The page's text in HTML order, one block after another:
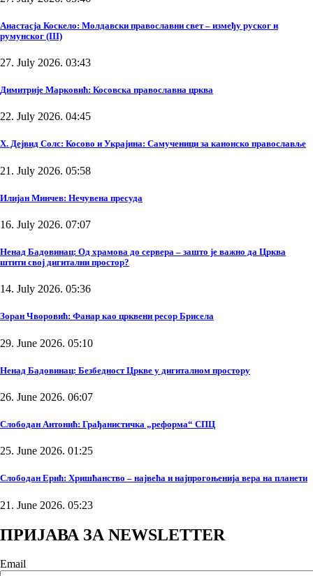
Анастасја Коскело: Молдавски православни свет – између руског и
румунског (III)
27. July 2026. 03:43
Димитрије Марковић: Косовска православна црква
22. July 2026. 04:45
Х. Дејвид Солс: Косово и Украјина: Самученици за канонско православље
21. July 2026. 05:58
Илијан Минчев: Нечувена пресуда
16. July 2026. 07:07
Ненад Бадовинац: Од храмова до сервера – зашто је важно да Црква
штити свој дигитални простор?
14. July 2026. 05:36
Зоран Чворовић: Фанар као црквени ресор Брисела
29. June 2026. 05:10
Ненад Бадовинац: Безбедност Цркве у дигиталном простору
26. June 2026. 06:07
Слободан Антонић: Грађанистичка „реформа“ СПЦ
25. June 2026. 01:25
Слободан Ерић: Хришћанство – највећа и најпрогоњенија вера на планети
21. June 2026. 05:23
ПРИЈАВА ЗА NEWSLETTER
Email